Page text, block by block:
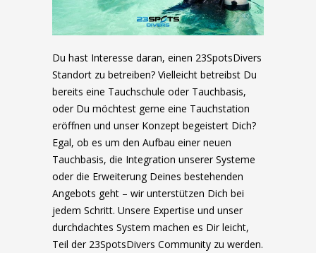
Du hast Interesse daran, einen 23SpotsDivers
Standort zu betreiben? Vielleicht betreibst Du
bereits eine Tauchschule oder Tauchbasis,
oder Du möchtest gerne eine Tauchstation
eröffnen und unser Konzept begeistert Dich?
Egal, ob es um den Aufbau einer neuen
Tauchbasis, die Integration unserer Systeme
oder die Erweiterung Deines bestehenden
Angebots geht – wir unterstützen Dich bei
jedem Schritt. Unsere Expertise und unser
durchdachtes System machen es Dir leicht,
Teil der 23SpotsDivers Community zu werden.